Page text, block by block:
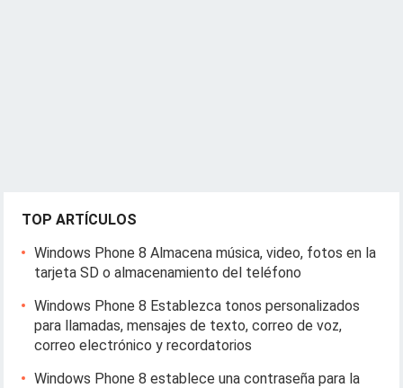
TOP ARTÍCULOS
Windows Phone 8 Almacena música, video, fotos en la
tarjeta SD o almacenamiento del teléfono
Windows Phone 8 Establezca tonos personalizados
para llamadas, mensajes de texto, correo de voz,
correo electrónico y recordatorios
Windows Phone 8 establece una contraseña para la